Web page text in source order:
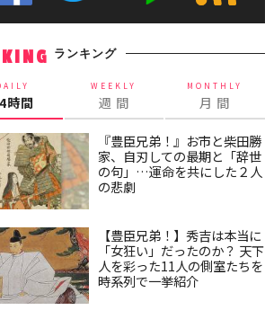
ランキング
時間
WEEKLY
週 間
MONTHLY
月 間
『豊臣兄弟！』お市と柴田勝
家、自刃しての最期と「辞世
の句」…運命を共にした２人
の悲劇
【豊臣兄弟！】秀吉は本当に
「女狂い」だったのか？ 天下
人を彩った11人の側室たちを
時系列で一挙紹介